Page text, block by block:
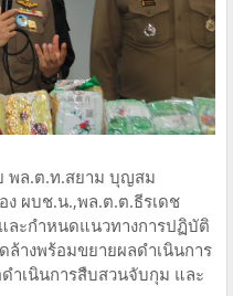
พล.ต.ท.สยาม บุญสม
ผบช.น.,พล.ต.ต.ธีรเดช
ละกำหนดแนวทางการปฏิบัติ
างพร้อมขยายผลดำเนินการ
ำเนินการสืบสวนจับกุม และ